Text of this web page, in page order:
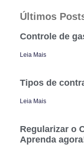
Últimos
Controle de
Leia Mais
Tipos de
Leia Mais
Regularizar o
Aprenda